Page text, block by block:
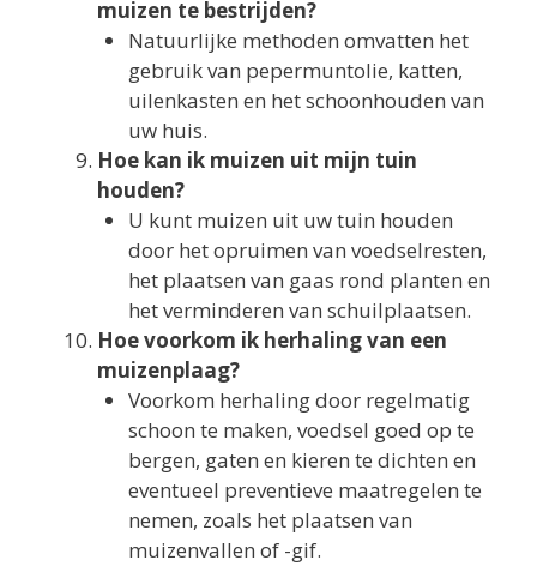
muizen te bestrijden?
Natuurlijke methoden omvatten het
gebruik van pepermuntolie, katten,
uilenkasten en het schoonhouden van
uw huis.
Hoe kan ik muizen uit mijn tuin
houden?
U kunt muizen uit uw tuin houden
door het opruimen van voedselresten,
het plaatsen van gaas rond planten en
het verminderen van schuilplaatsen.
Hoe voorkom ik herhaling van een
muizenplaag?
Voorkom herhaling door regelmatig
schoon te maken, voedsel goed op te
bergen, gaten en kieren te dichten en
eventueel preventieve maatregelen te
nemen, zoals het plaatsen van
muizenvallen of -gif.